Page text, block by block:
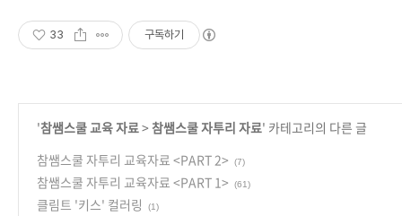
33 구독하기
'참쌤스쿨 교육 자료> 참쌤스쿨 자투리 자료' 카테고리의 다른 글
참쌤스쿨 자투리 교육자료 <PART 2>
(7)
참쌤스쿨 자투리 교육자료 <PART 1> (61)
클림트 '키스' 컬러링 (1)